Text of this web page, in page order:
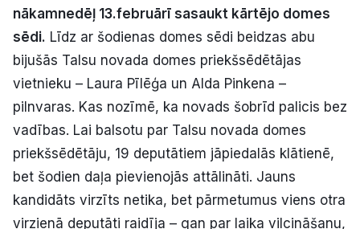
Politiskā reklāma
Par mums
Kontakti
Ziņo redakcijai
Facebook Instagram YouTube
nākamnedēļ 13.februārī sasaukt kārtējo domes
sēdi. Līdz ar šodienas domes sēdi beidzas abu
bijušās Talsu novada domes priekšsēdētājas
vietnieku – Laura Pīlēģa un Alda Pinkena –
pilnvaras. Kas nozīmē, ka novads šobrīd palicis bez
vadības. Lai balsotu par Talsu novada domes
priekšsēdētāju, 19 deputātiem jāpiedalās klātienē,
bet šodien daļa pievienojās attālināti. Jauns
kandidāts virzīts netika, bet pārmetumus viens otra
virzienā deputāti raidīja – gan par laika vilcināšanu,